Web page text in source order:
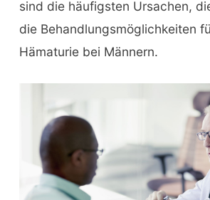
sind die häufigsten Ursachen,
die Behandlungsmöglichkeiten
Hämaturie bei Männern.